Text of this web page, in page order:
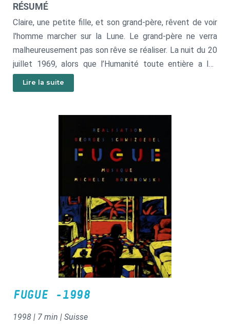
RÉSUMÉ
Claire, une petite fille, et son grand-père, rêvent de voir
l'homme marcher sur la Lune. Le grand-père ne verra
malheureusement pas son rêve se réaliser. La nuit du 20
juillet 1969, alors que l’Humanité toute entière a les
yeux rivés sur Armstrong, Claire pense à son héros à
elle.
Lire la suite
FUGUE -1998
1998 | 7 min | Suisse